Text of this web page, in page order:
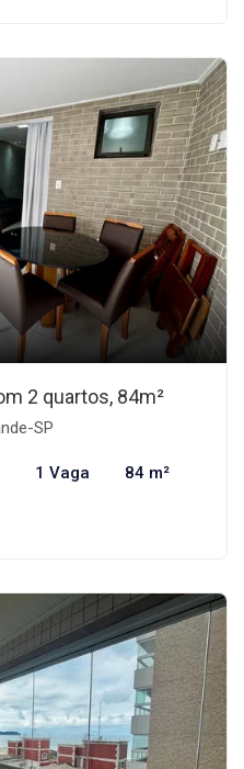
2 quartos, 84m²
SP
1 Vaga 84 m²